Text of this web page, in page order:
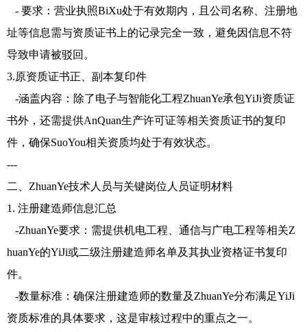
- 要求：营业执照BiXu处于有效期内，且公司名称、注册地
址等信息需与资质证书上的记录完全一致，避免因信息不符
导致申请被驳回。
3.原资质证书正、副本复印件
-涵盖内容：除了电子与智能化工程ZhuanYe承包YiJi资质证
书外，还需提供AnQuan生产许可证等相关资质证书的复印
件，确保SuoYou相关资质均处于有效状态。
---
二、ZhuanYe技术人员与关键岗位人员证明材料
1. 注册建造师信息汇总
-ZhuanYe要求：需提供机电工程、通信与广电工程等相关Z
huanYe的YiJi或二级注册建造师名单及其执业资格证书复印
件。
-数量标准：确保注册建造师的数量及ZhuanYe分布满足YiJi
资质标准的具体要求，这是审核过程中的重点之一。